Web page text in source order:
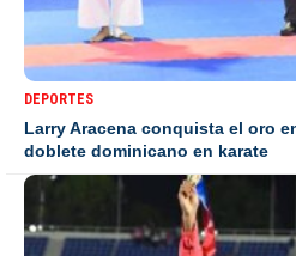
DEPORTES
Larry Aracena conquista el oro
doblete dominicano en karate